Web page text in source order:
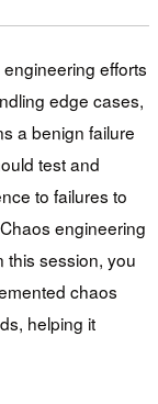
efforts
edge cases,
a benign failure
test and
to failures to
engineering
this session, you
chaos
helping it